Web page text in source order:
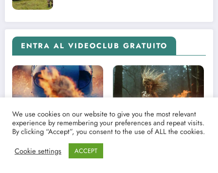
ENTRA AL VIDEOCLUB GRATUITO
Ver El helicóptero del
crepúsculo
We use cookies on our website to give you the most relevant
experience by remembering your preferences and repeat visits.
By clicking “Accept”, you consent to the use of ALL the cookies.
Cookie settings
ACCEPT